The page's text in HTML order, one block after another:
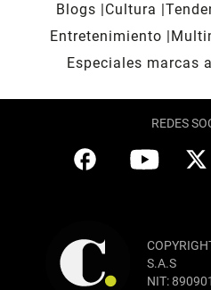
Blogs
Cultura
Entretenimiento
Especiales marcas
REDES
S.A.S
NIT: